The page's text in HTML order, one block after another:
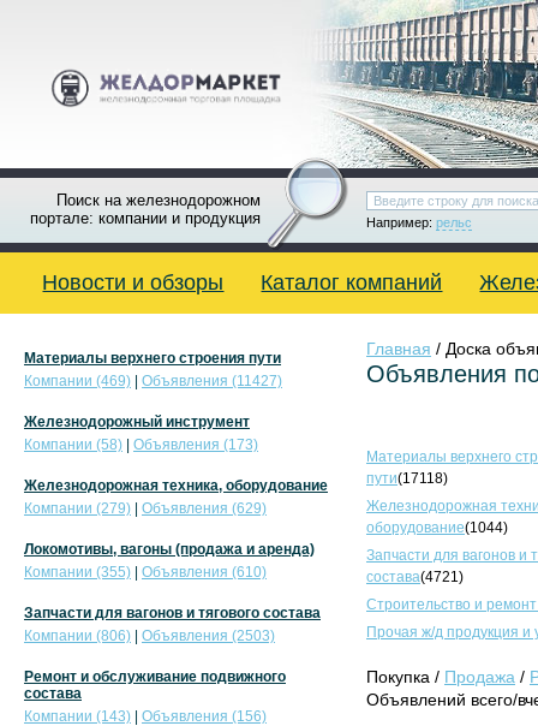
Поиск на железнодорожном
портале: компании и продукция
Например: рельс
Новости и обзоры Каталог компаний
Главная / Доска
Объявления
Материалы верхнего
пути(17118)
Железнодорожная
оборудование(1044)
Запчасти для вагонов и
состава(4721)
Строительство и
Прочая ж/д продукция и
Покупка / Продажа /
Объявлений всего/
Материалы верхнего строения пути
Компании (469)
Объявления (11427)
Железнодорожный инструмент
Компании (58)
Объявления (173)
Железнодорожная техника, оборудование
Компании (279)
Объявления (629)
Локомотивы, вагоны (продажа и аренда)
Компании (355)
Объявления (610)
Запчасти для вагонов и тягового состава
Компании (806)
Объявления (2503)
Ремонт и обслуживание подвижного
состава
Компании (143)
Объявления (156)